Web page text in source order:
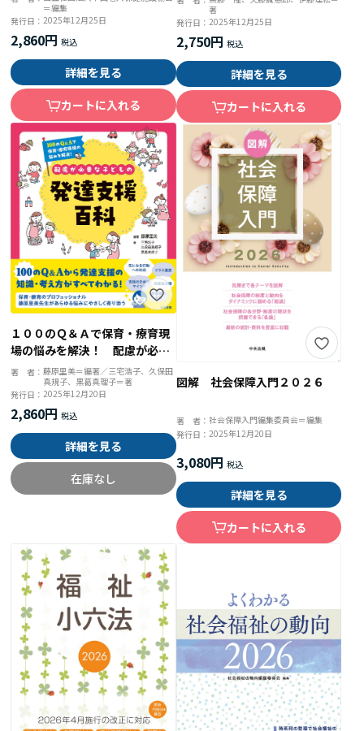
＝編集
発行日：2025年12月25日
2,860円
詳細を見る
カートに入れる
著
発行日： 2025年12月25日
2,750円
詳細を見る
カートに入れる
１００のＱ＆Ａで保育・療育現
場の悩みを解決！ 配慮が必要
な子どもの発達支援百科
著 者：藤原里美＝編著／三宅浩子、久保田
真規子、黒葛真理子＝著
発行日：2025年12月20日
2,860円
詳細を見る
在庫なし
図解 社会保障入門２０２６
著 者： 社会保障入門編集委員会＝編集
発行日： 2025年12月20日
3,080円
詳細を見る
カートに入れる